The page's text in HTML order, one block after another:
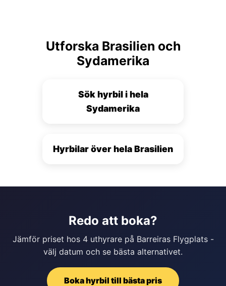
Utforska Brasilien och
Sydamerika
Sök hyrbil i hela
Sydamerika
Hyrbilar över hela Brasilien
Redo att boka?
Jämför priset hos 4 uthyrare på Barreiras Flygplats -
välj datum och se bästa alternativet.
Boka hyrbil till bästa pris